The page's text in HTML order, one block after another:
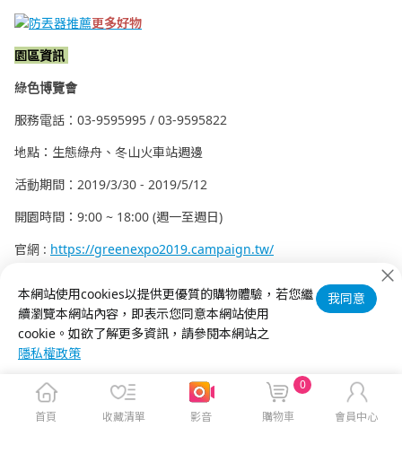
更多好物
園區資訊
綠色博覽會
服務電話：03-9595995 / 03-9595822
地點：生態綠舟、冬山火車站週邊
活動期間：2019/3/30 - 2019/5/12
開園時間：9:00 ~ 18:00 (週一至週日)
官網 : https://greenexpo2019.campaign.tw/
https://www.facebook.com/yilangreenexpo/
原文出處(經作者同意)
本網站使用cookies以提供更優質的購物體驗，若您繼
續瀏覽本網站內容，即表示您同意本網站使用
cookie。如欲了解更多資訊，請參閱本網站之
隱私權政策
我同意
首頁 收藏清單 影音 購物車
0
會員中心